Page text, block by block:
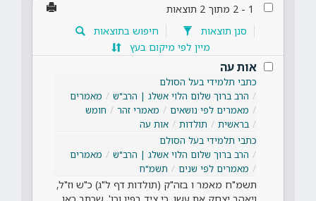
1
-
2 מתוך 2 תוצאות
סנן תוצאות
חיפוש בתוצאות
מיין לפי מיקום בעץ
אות עה
כתבי תלמידי בעל הסולם
הרב ברוך שלום הלוי אשלג | הרב"ש
מאמרים
מאמרים לפי נושאים
מאמרי זהר
חומש
בראשית
תולדות
אות עה
כתבי תלמידי בעל הסולם
הרב ברוך שלום הלוי אשלג | הרב"ש
מאמרים
מאמרים לפי שנים
תשמ"ח
תשמ"ח מאמר ו בזה"ק (תולדות דף ל"ג) כ"ש וז"ל,
ויאהב יצחק את עשו, כי ציד בפיו וכו', שכתב כאן